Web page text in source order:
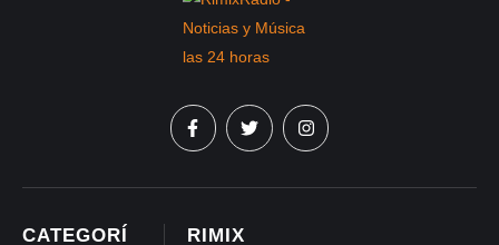
RIMIX
CATEGORÍ